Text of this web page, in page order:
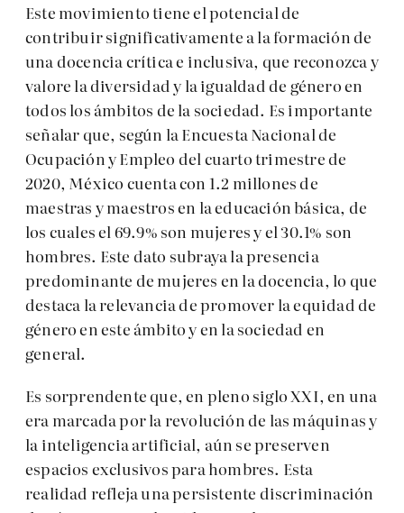
Este movimiento tiene el potencial de
contribuir significativamente a la formación de
una docencia crítica e inclusiva, que reconozca y
valore la diversidad y la igualdad de género en
todos los ámbitos de la sociedad. Es importante
señalar que, según la Encuesta Nacional de
Ocupación y Empleo del cuarto trimestre de
2020, México cuenta con 1.2 millones de
maestras y maestros en la educación básica, de
los cuales el 69.9% son mujeres y el 30.1% son
hombres. Este dato subraya la presencia
predominante de mujeres en la docencia, lo que
destaca la relevancia de promover la equidad de
género en este ámbito y en la sociedad en
general.
Es sorprendente que, en pleno siglo XXI, en una
era marcada por la revolución de las máquinas y
la inteligencia artificial, aún se preserven
espacios exclusivos para hombres. Esta
realidad refleja una persistente discriminación